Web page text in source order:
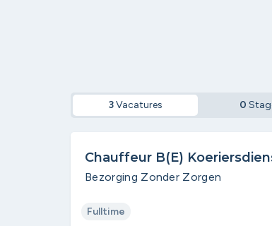
3Vacatures 0
Chauffeur B(E)
Bezorging Zonder Zorgen
Fulltime